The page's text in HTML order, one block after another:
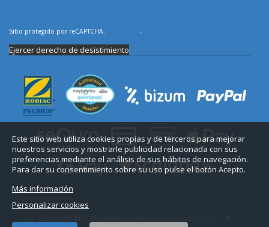
Este sitio web utiliza cookies propias y de terceros para mejorar
nuestros servicios y mostrarle publicidad relacionada con sus
preferencias mediante el análisis de sus hábitos de navegación.
Para dar su consentimiento sobre su uso pulse el botón Acepto.
Más información
Personalizar cookies
Sitio protegido por reCAPTCHA. -
Ejercer derecho de desistimiento